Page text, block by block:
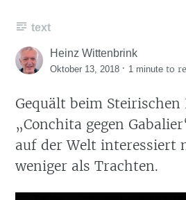
text
Heinz Wittenbrink
Oktober 13, 2018 · 1 minute to
Gequält beim Steirischen
„Conchita gegen
auf der Welt interessiert
weniger als Trachten.